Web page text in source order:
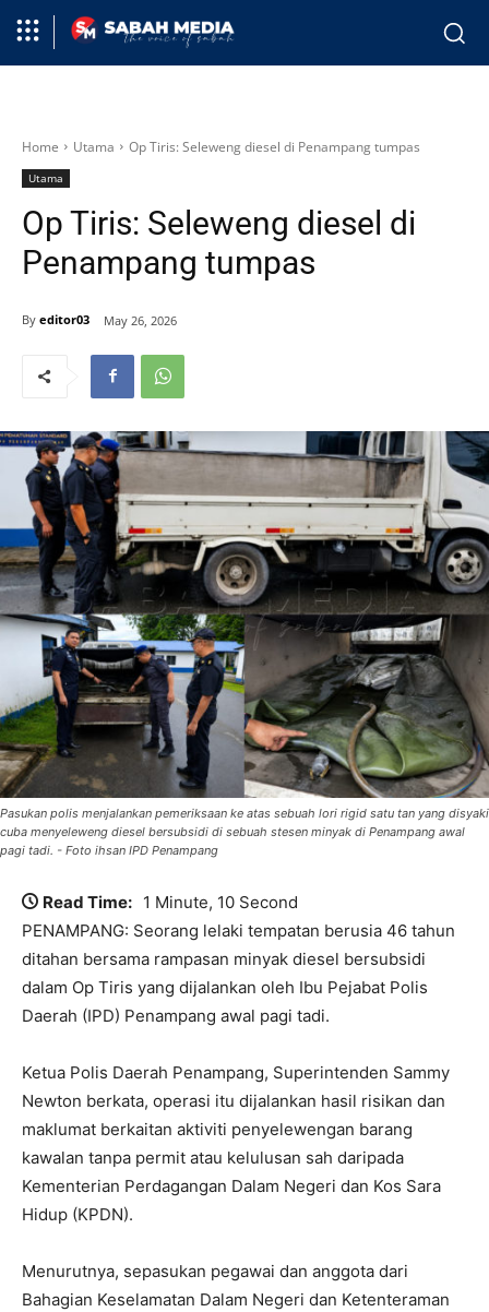
Home Utama Op Tiris: Seleweng diesel di Penampang tumpas
Utama
Op Tiris: Seleweng diesel di
Penampang tumpas
By editor03 May 26, 2026
Pasukan polis menjalankan pemeriksaan ke atas sebuah lori rigid satu tan yang disyaki
cuba menyeleweng diesel bersubsidi di sebuah stesen minyak di Penampang awal
pagi tadi. - Foto ihsan IPD Penampang
Read Time: 1 Minute, 10 Second
PENAMPANG: Seorang lelaki tempatan berusia 46 tahun
ditahan bersama rampasan minyak diesel bersubsidi
dalam Op Tiris yang dijalankan oleh Ibu Pejabat Polis
Daerah (IPD) Penampang awal pagi tadi.
Ketua Polis Daerah Penampang, Superintenden Sammy
Newton berkata, operasi itu dijalankan hasil risikan dan
maklumat berkaitan aktiviti penyelewengan barang
kawalan tanpa permit atau kelulusan sah daripada
Kementerian Perdagangan Dalam Negeri dan Kos Sara
Hidup (KPDN).
Menurutnya, sepasukan pegawai dan anggota dari
Bahagian Keselamatan Dalam Negeri dan Ketenteraman